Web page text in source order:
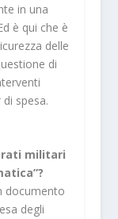
in una
è qui che è
delle
di
di spesa.
militari
documento
degli